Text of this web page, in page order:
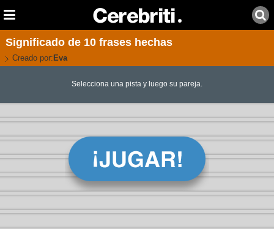
Significado de 10 frases hechas
Creado por: Eva
Selecciona una pista y luego su pareja.